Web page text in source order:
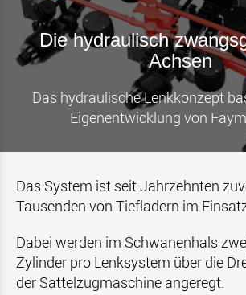
Die hydraulisch
Achsen
Das hydraulische Lenkkonzept
Eigenentwicklung von
Das System ist seit Jahrzehnten
Tausenden von Tiefladern im
Dabei werden im Schwanenhals
Zylinder pro Lenksystem über die
der Sattelzugmaschine angeregt.